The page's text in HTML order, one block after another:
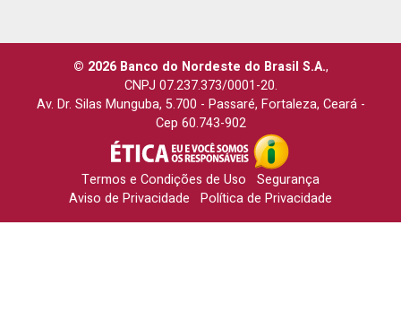
© 2026 Banco do Nordeste do Brasil S.A.,
CNPJ 07.237.373/0001-20.
Av. Dr. Silas Munguba, 5.700 - Passaré, Fortaleza, Ceará-
Cep 60.743-902
Termos e Condições de Uso
Segurança
Aviso de Privacidade
Política de Privacidade